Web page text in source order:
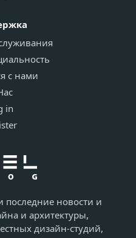
последние новости и
и архитектуры,
дизайн-студий,
с нами
in